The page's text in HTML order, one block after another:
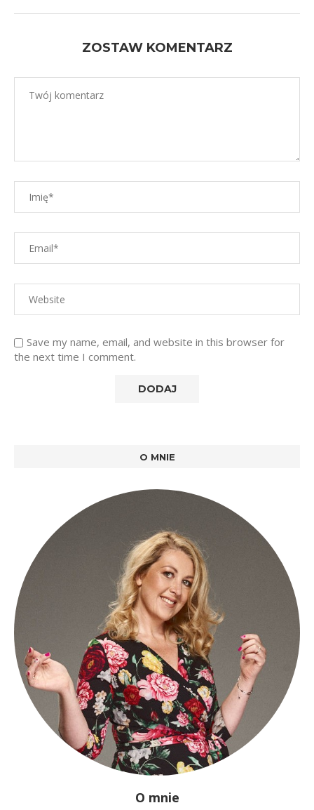
ZOSTAW KOMENTARZ
Save my name, email, and website in this browser for
the next time I comment.
O MNIE
O mnie